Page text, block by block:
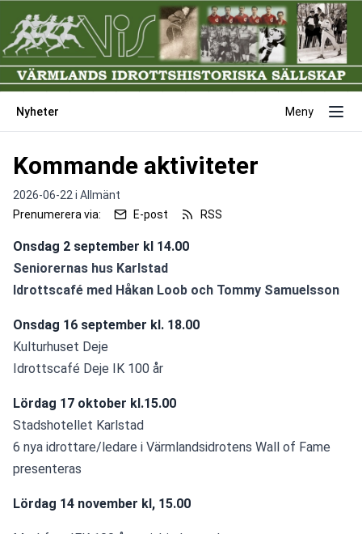
Nyheter Meny
Kommande aktiviteter
2026-06-22 i Allmänt
Prenumerera via:
E-post RSS
Onsdag 2 september kl 14.00
Seniorernas hus Karlstad
Idrottscafé med Håkan Loob och Tommy Samuelsson
Onsdag 16 september kl. 18.00
Kulturhuset Deje
Idrottscafé Deje IK 100 år
Lördag 17 oktober kl.15.00
Stadshotellet Karlstad
6 nya idrottare/ledare i Värmlandsidrotens Wall of Fame
presenteras
Lördag 14 november kl, 15.00